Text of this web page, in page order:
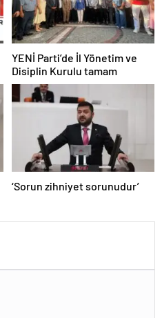
YENİ Parti’de İl Yönetim ve
Disiplin Kurulu tamam
‘Sorun zihniyet sorunudur’